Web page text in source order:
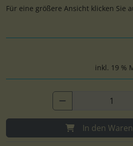
Für eine größere Ansicht klicken Sie
inkl. 19 %
In den